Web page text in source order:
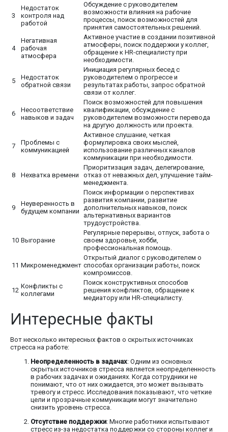
3
Недостаток
контроля над
работой
Обсуждение с руководителем
возможности влияния на рабочие
процессы, поиск возможностей для
принятия самостоятельных решений.
4
Негативная
рабочая
атмосфера
Активное участие в создании позитивной
атмосферы, поиск поддержки у коллег,
обращение к HR-специалисту при
необходимости.
5
Недостаток
обратной связи
Инициация регулярных бесед с
руководителем о прогрессе и
результатах работы, запрос обратной
связи от коллег.
6
Несоответствие
навыков и задач
Поиск возможностей для повышения
квалификации, обсуждение с
руководителем возможности перевода
на другую должность или проекта.
7
Проблемы с
коммуникацией
Активное слушание, четкая
формулировка своих мыслей,
использование различных каналов
коммуникации при необходимости.
8 Нехватка времени
Приоритизация задач, делегирование,
отказ от неважных дел, улучшение тайм-
менеджмента.
9
Неуверенность в
будущем компании
Поиск информации о перспективах
развития компании, развитие
дополнительных навыков, поиск
альтернативных вариантов
трудоустройства.
10 Выгорание
Регулярные перерывы, отпуск, забота о
своем здоровье, хобби,
профессиональная помощь.
11 Микроменеджмент
Открытый диалог с руководителем о
способах организации работы, поиск
компромиссов.
12
Конфликты с
коллегами
Поиск конструктивных способов
решения конфликтов, обращение к
медиатору или HR-специалисту.
Интересные факты
Вот несколько интересных фактов о скрытых источниках
стресса на работе:
Неопределенность в задачах: Одним из основных
скрытых источников стресса является неопределенность
в рабочих задачах и ожиданиях. Когда сотрудники не
понимают, что от них ожидается, это может вызывать
тревогу и стресс. Исследования показывают, что четкие
цели и прозрачные коммуникации могут значительно
снизить уровень стресса.
Отсутствие поддержки: Многие работники испытывают
стресс из-за недостатка поддержки со стороны коллег и